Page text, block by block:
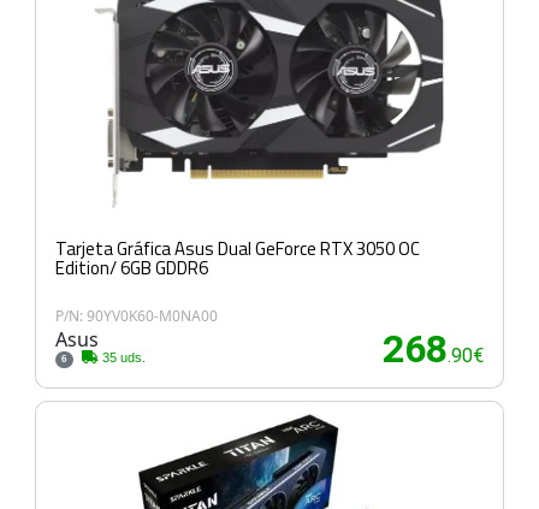
Tarjeta Gráfica Asus Dual GeForce RTX 3050 OC
Edition/ 6GB GDDR6
P/N: 90YV0K60-M0NA00
Asus
6 35 uds. 268.90€